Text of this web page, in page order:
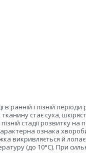
і пізній періоди
стає суха,
стадії розвитку
ознака
викривляється й
(до 10°С). При